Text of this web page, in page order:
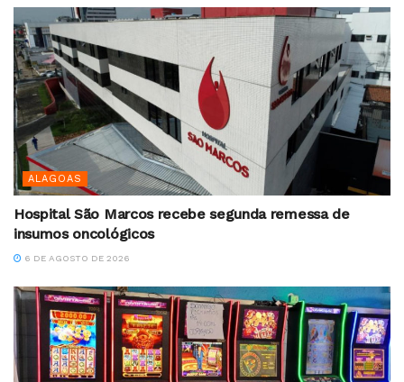
ALAGOAS
Hospital São Marcos recebe segunda remessa de
insumos oncológicos
6 DE AGOSTO DE 2026